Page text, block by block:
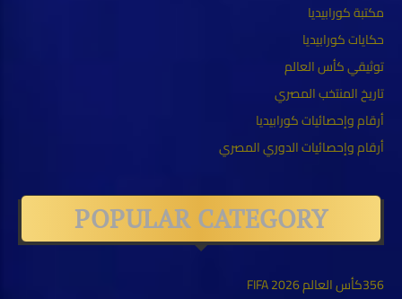
مكتبة كورابيديا
حكايات كورابيديا
توثيقي كأس العالم
تاريخ المنتخب المصري
أرقام وإحصائيات كورابيديا
أرقام وإحصائيات الدوري المصري
POPULAR CATEGORY
كأس العالم FIFA 2026356